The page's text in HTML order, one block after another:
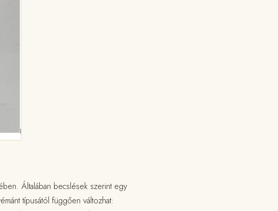
Általában becslések szerint egy
típusától függően változhat: